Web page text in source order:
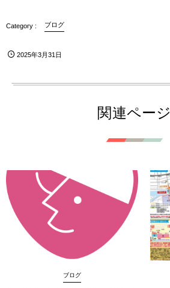
ブログ
2025年3月31日
関連ページ
ブログ